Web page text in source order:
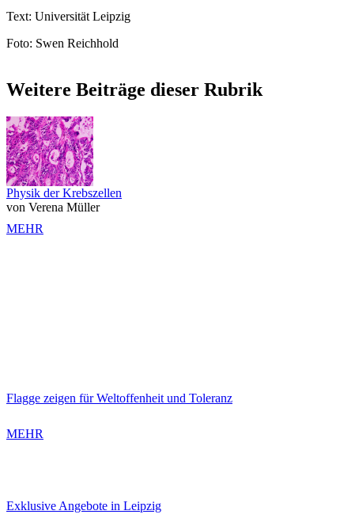
Text: Universität Leipzig
Foto: Swen Reichhold
Weitere Beiträge dieser Rubrik
Physik der Krebszellen
von Verena Müller
MEHR
Flagge zeigen für Weltoffenheit und Toleranz
MEHR
Exklusive Angebote in Leipzig